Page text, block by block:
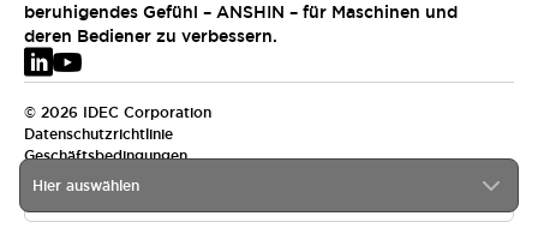
Hier auswählen
beruhigendes Gefühl – ANSHIN – für Maschinen und
deren Bediener zu verbessern.
© 2026 IDEC Corporation
Datenschutzrichtlinie
Geschäftsbedingungen
EMEA